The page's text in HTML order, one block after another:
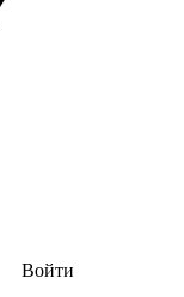
Войти